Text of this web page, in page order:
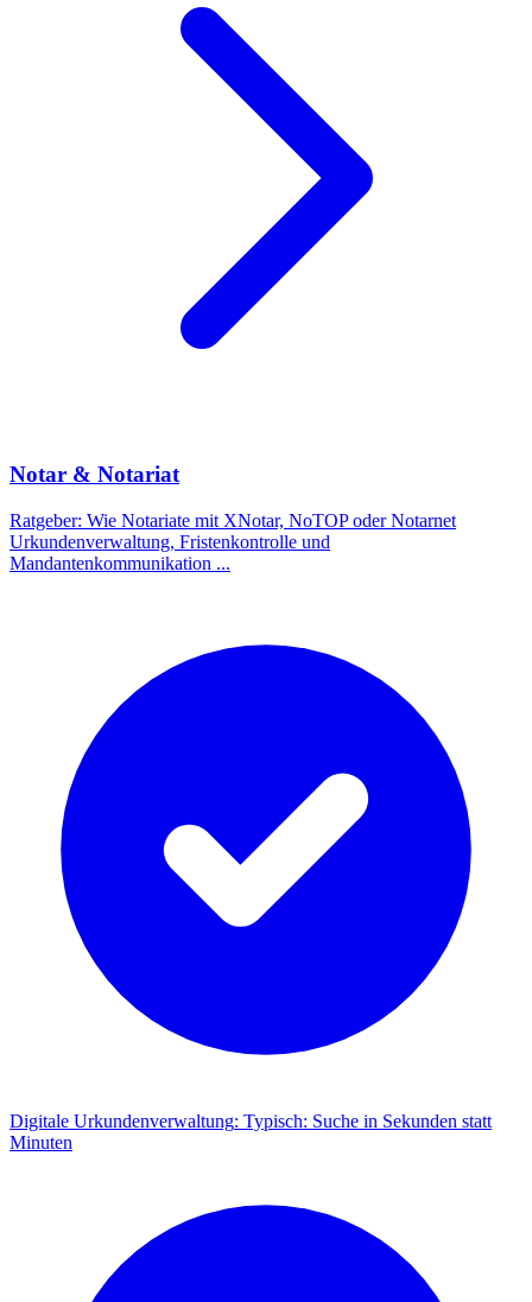
Notar & Notariat
Ratgeber: Wie Notariate mit XNotar, NoTOP oder Notarnet
Urkundenverwaltung, Fristenkontrolle und
Mandantenkommunikation ...
Digitale Urkundenverwaltung: Typisch: Suche in Sekunden statt
Minuten